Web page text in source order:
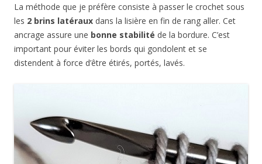
La méthode que je préfère consiste à passer le crochet sous
les 2 brins latéraux dans la lisière en fin de rang aller. Cet
ancrage assure une bonne stabilité de la bordure. C’est
important pour éviter les bords qui gondolent et se
distendent à force d’être étirés, portés, lavés.